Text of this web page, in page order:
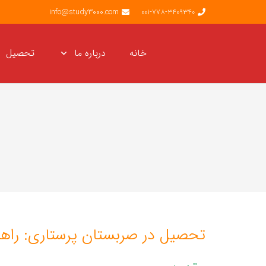
001-778-3409340
info@study3000.com
خانه درباره ما تحصیل
تحصیل در صربستان پرستاری: